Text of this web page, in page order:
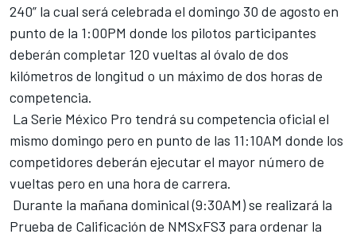
240” la cual será celebrada el domingo 30 de agosto en
punto de la 1:00PM donde los pilotos participantes
deberán completar 120 vueltas al óvalo de dos
kilómetros de longitud o un máximo de dos horas de
competencia.
La Serie México Pro tendrá su competencia oficial el
mismo domingo pero en punto de las 11:10AM donde los
competidores deberán ejecutar el mayor número de
vueltas pero en una hora de carrera.
Durante la mañana dominical (9:30AM) se realizará la
Prueba de Calificación de NMSxFS3 para ordenar la